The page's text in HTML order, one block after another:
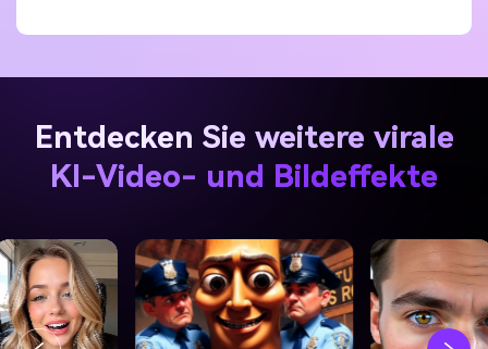
Entdecken Sie weitere virale
KI-Video- und Bildeffekte